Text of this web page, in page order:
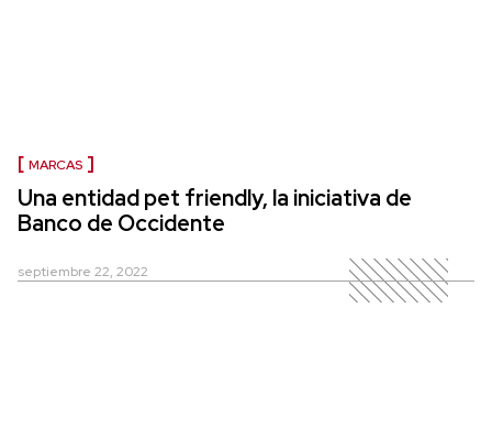
MARCAS
Una entidad pet friendly, la iniciativa de
Banco de Occidente
septiembre 22, 2022